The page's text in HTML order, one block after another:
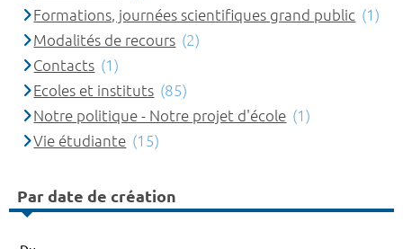
Formations, journées scientifiques grand public (1)
Modalités de recours (2)
Contacts (1)
Ecoles et instituts (85)
Notre politique - Notre projet d'école (1)
Vie étudiante (15)
Par date de création